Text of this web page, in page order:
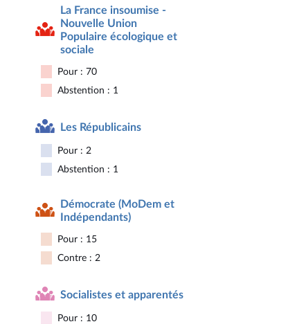
La France insoumise -
Nouvelle Union
Populaire écologique et
sociale
Pour : 70
Abstention : 1
Les Républicains
Pour : 2
Abstention : 1
Démocrate (MoDem et
Indépendants)
Pour : 15
Contre : 2
Socialistes et apparentés
Pour : 10